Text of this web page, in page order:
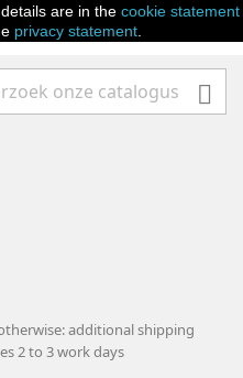

additional shipping
2 to 3 work days
are in the cookie statement
privacy statement.